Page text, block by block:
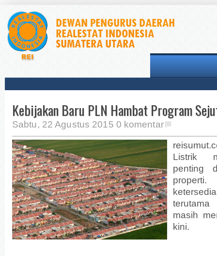
Kebijakan Baru PLN Hambat Program
Sabtu, 22 Agustus 2015 0 komentar
Listrik
penting
masih
kini.